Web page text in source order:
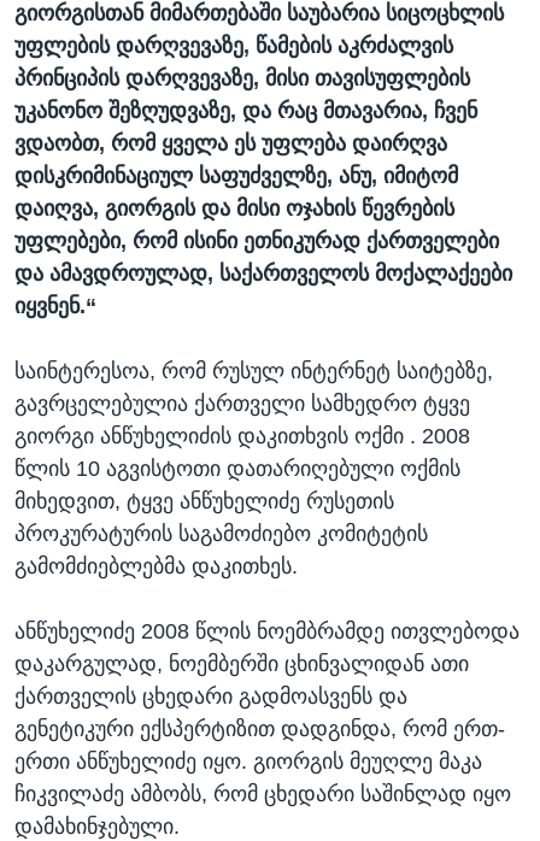
გიორგისთან მიმართებაში საუბარია სიცოცხლის
უფლების დარღვევაზე, წამების აკრძალვის
პრინციპის დარღვევაზე, მისი თავისუფლების
უკანონო შეზღუდვაზე, და რაც მთავარია, ჩვენ
ვდაობთ, რომ ყველა ეს უფლება დაირღვა
დისკრიმინაციულ საფუძველზე, ანუ, იმიტომ
დაიღვა, გიორგის და მისი ოჯახის წევრების
უფლებები, რომ ისინი ეთნიკურად ქართველები
და ამავდროულად, საქართველოს მოქალაქეები
იყვნენ.“
საინტერესოა, რომ რუსულ ინტერნეტ საიტებზე,
გავრცელებულია ქართველი სამხედრო ტყვე
გიორგი ანწუხელიძის დაკითხვის ოქმი . 2008
წლის 10 აგვისტოთი დათარიღებული ოქმის
მიხედვით, ტყვე ანწუხელიძე რუსეთის
პროკურატურის საგამოძიებო კომიტეტის
გამომძიებლებმა დაკითხეს.
ანწუხელიძე 2008 წლის ნოემბრამდე ითვლებოდა
დაკარგულად, ნოემბერში ცხინვალიდან ათი
ქართველის ცხედარი გადმოასვენს და
გენეტიკური ექსპერტიზით დადგინდა, რომ ერთ-
ერთი ანწუხელიძე იყო. გიორგის მეუღლე მაკა
ჩიკვილაძე ამბობს, რომ ცხედარი საშინლად იყო
დამახინჯებული.